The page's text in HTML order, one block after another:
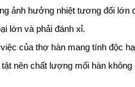
ảnh hưởng nhiệt tương đối lớn
lớn và phải đánh xỉ.
của thợ hàn mang tính độc
nên chất lượng mối hàn không